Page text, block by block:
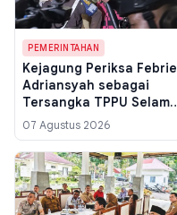
PEMERINTAHAN
Kejagung Periksa Febrie
Adriansyah sebagai
Tersangka TPPU Selama
Enam Jam, Berkas
Penggeledahan Tiga
Kota Jadi Kunci
07 Agustus 2026